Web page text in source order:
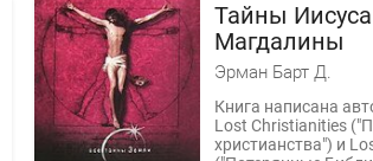
Тайны
Магдалины
Эрман Барт Д.
Книга написана
Lost Christianities
христианства") и